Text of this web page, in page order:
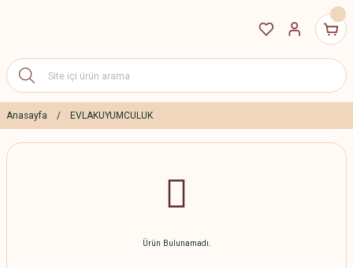
Anasayfa EVLAKUYUMCULUK
Ürün Bulunamadı.